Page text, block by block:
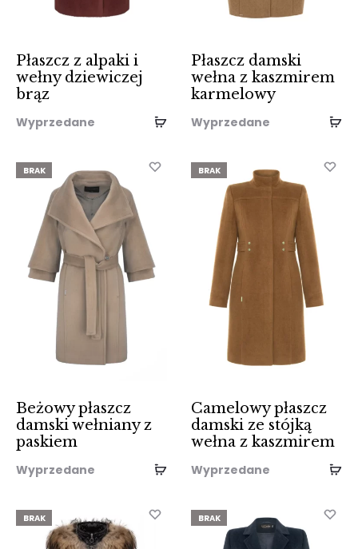
Płaszcz z alpaki i
wełny dziewiczej
brąz
Wyprzedane
Płaszcz damski
wełna z kaszmirem
karmelowy
Wyprzedane
BRAK
Beżowy płaszcz
damski wełniany z
paskiem
Wyprzedane
BRAK
Camelowy płaszcz
damski ze stójką
wełna z kaszmirem
Wyprzedane
BRAK BRAK